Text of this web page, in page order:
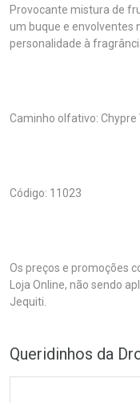
Provocante mistura de
um buque e envolventes
personalidade à
Caminho olfativo: Chypre
Código: 11023
Os preços e promoções
Loja Online, não sendo
Jequiti.
Queridinhos da